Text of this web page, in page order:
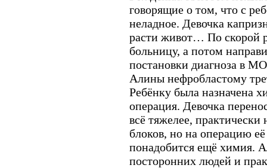
говорящие о том, что с
неладное. Девочка
расти живот… По скорой
больницу, а потом
постановки диагноза в
Алины нефробластому
Ребёнку была назначена
операция. Девочка
всё тяжелее,
блоков, но на операцию
понадобится ещё химия.
посторонних людей и